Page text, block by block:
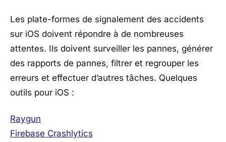
Les plate-formes de signalement des accidents
sur iOS doivent répondre à de nombreuses
attentes. Ils doivent surveiller les pannes, générer
des rapports de pannes, filtrer et regrouper les
erreurs et effectuer d’autres tâches. Quelques
outils pour iOS :
Raygun
Firebase Crashlytics